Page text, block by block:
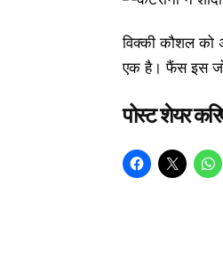
विक्की कौशल को
एक है। फैंस इस
पोस्ट शेयर